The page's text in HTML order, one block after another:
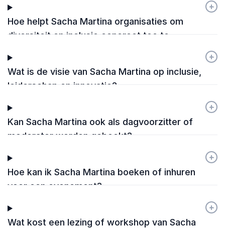
Hoe helpt Sacha Martina organisaties om
diversiteit en inclusie concreet toe te
+
-
Wat is de visie van Sacha Martina op inclusie,
leiderschap en innovatie?
+
-
Kan Sacha Martina ook als dagvoorzitter of
moderator worden geboekt?
+
-
Hoe kan ik Sacha Martina boeken of inhuren
voor een evenement?
+
-
Wat kost een lezing of workshop van Sacha
+
-